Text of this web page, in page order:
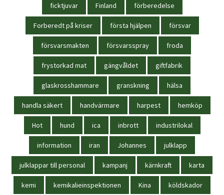
ficktjuvar Finland förberedelse
Forberedt på kriser första hjälpen försvar
försvarsmakten försvarsspray froda
frystorkad mat gängvåldet giftfabrik
glaskrosshammare granskning hälsa
handla säkert handvärmare harpest hemköp
Hot hund ica inbrott industrilokal
information iran Johannes julklapp
julklappar till personal kampanj kärnkraft karta
kemi kemikalieinspektionen Kina köldskador